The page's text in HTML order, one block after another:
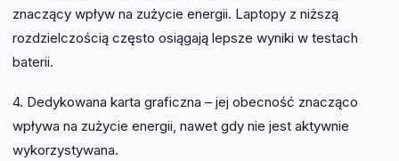
znaczący wpływ na zużycie energii. Laptopy z niższą
rozdzielczością często osiągają lepsze wyniki w testach
baterii.
4. Dedykowana karta graficzna – jej obecność znacząco
wpływa na zużycie energii, nawet gdy nie jest aktywnie
wykorzystywana.